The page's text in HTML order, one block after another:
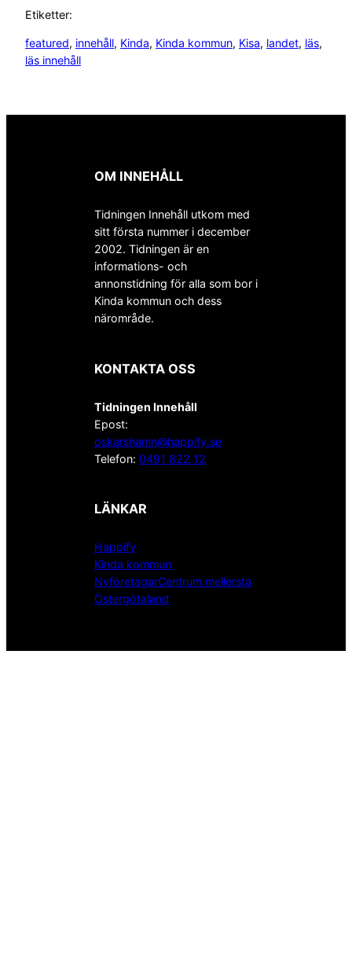
Etiketter:
featured, innehåll, Kinda, Kinda kommun, Kisa, landet, läs
läs innehåll
OM INNEHÅLL
Tidningen Innehåll utkom med
sitt första nummer i december
2002. Tidningen är en
informations- och
annonstidning för alla som bor i
Kinda kommun och dess
närområde.
KONTAKTA OSS
Tidningen Innehåll
Epost:
oskarshamn@happify.se
Telefon: 0491 822 12
LÄNKAR
Happify
Kinda kommun
NyföretagarCentrum mellersta
Östergötaland